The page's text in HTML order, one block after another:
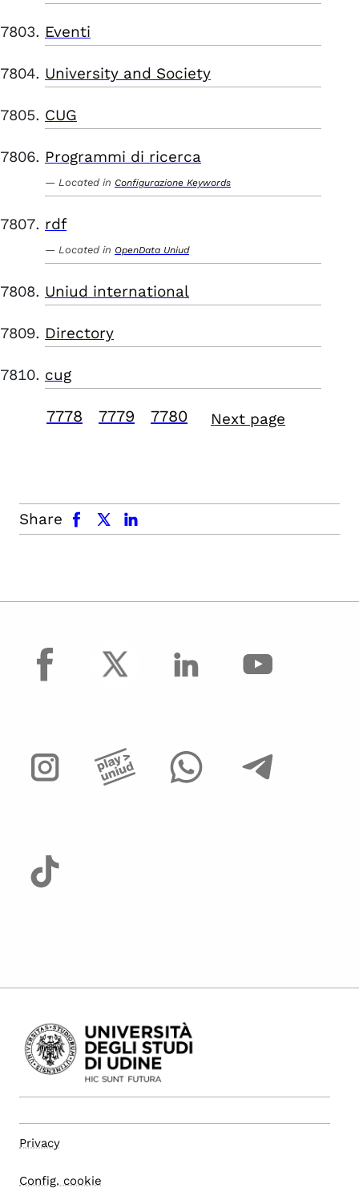
Eventi
University and Society
CUG
Programmi di ricerca
Located in Configurazione Keywords
rdf
Located in OpenData Uniud
Uniud international
Directory
cug
7778 7779 7780 Next page
Share
facebook x.com linkedin
facebook
Privacy
Config. cookie